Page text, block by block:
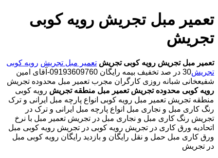
تعمیر مبل تجریش رویه کوبی
تجریش
تعمیر مبل تجریش رویه کوبی تجریش تعمیر مبل تجریش رویه کوبی
تجریش
30 در صد تخفیف بیمه رایگان 09193609760-آقای امین
شفیعخانی شبانه روزی کارگران مجرب تعمیر مبل محدوده تجریش
رویه کوبی محدوده تجریش تعمیر مبل منطقه تجریش رویه کوبی
منطقه تجریش تعمیر مبل رویه کوبی انواع پارچه مبل ایرانی و ترک
رنگ کاری مبل و نجاری مبل انواع پارچه مبل ایرانی و ترک در
تجریش رنگ کاری مبل و نجاری مبل در تجریش تعمیر مبل با نرخ
اتحادیه ورق کاری در تجریش رویه کوبی در تجریش رویه کوبی مبل
ورق کاری مبل حمل و نقل رایگان و بازدید رایگان رویه کوبی مبل
در تجریش